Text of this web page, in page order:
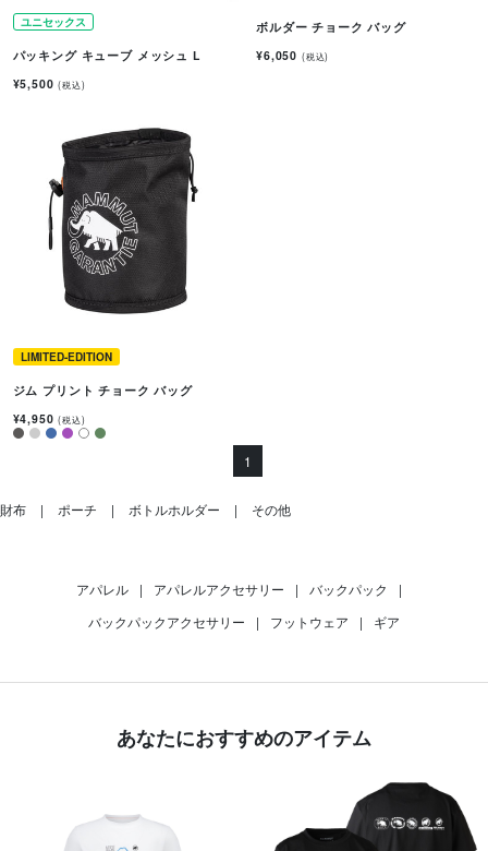
ユニセックス
パッキング キューブ メッシュ L
¥5,500(税込)
ボルダー チョーク バッグ
¥6,050 (税込)
LIMITED-EDITION
ジム プリント チョーク バッグ
¥4,950(税込)
1
財布 ポーチ ボトルホルダー その他
アパレル | アパレルアクセサリー | バックパック
|
バックパックアクセサリー
| フットウェア | ギア
あなたにおすすめのアイテム